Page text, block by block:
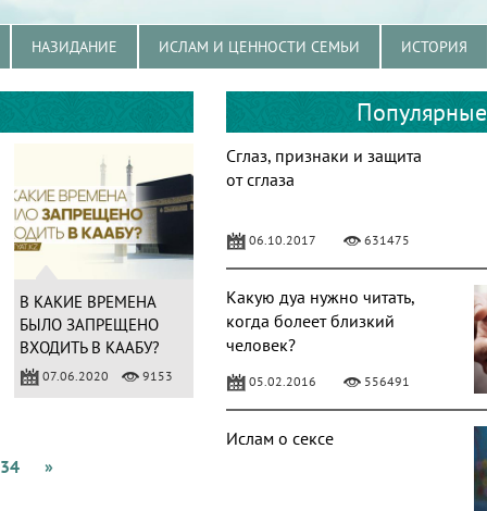
НАЗИДАНИЕ ИСЛАМ И ЦЕННОСТИ СЕМЬИ ИСТОРИЯ
В КАКИЕ ВРЕМЕНА
БЫЛО ЗАПРЕЩЕНО
ВХОДИТЬ В КААБУ?
07.06.2020 9153
34 »
Популярные
Сглаз, признаки и защита
от сглаза
06.10.2017 631475
Какую дуа нужно читать,
когда болеет близкий
человек?
05.02.2016 556491
Ислам о сексе